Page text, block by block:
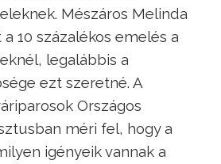
Mészáros Melinda
10 százalékos emelés a
legalábbis a
ezt szeretné. A
Országos
méri fel, hogy a
igényeik vannak a